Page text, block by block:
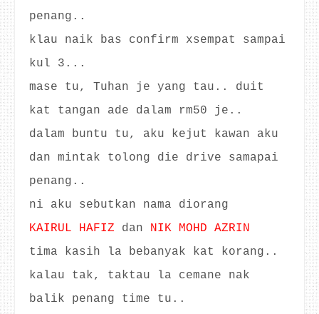
penang..
klau naik bas confirm xsempat sampai
kul 3...
mase tu, Tuhan je yang tau.. duit
kat tangan ade dalam rm50 je..
dalam buntu tu, aku kejut kawan aku
dan mintak tolong die drive samapai
penang..
ni aku sebutkan nama diorang
KAIRUL HAFIZ dan NIK MOHD AZRIN
tima kasih la bebanyak kat korang..
kalau tak, taktau la cemane nak
balik penang time tu..